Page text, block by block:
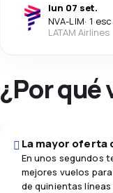
lun 07 set.
NVA-LIM· 1
LATAM Airlines
¿Por qué
La mayor oferta
En unos segundos
mejores vuelos
de quinientas líneas